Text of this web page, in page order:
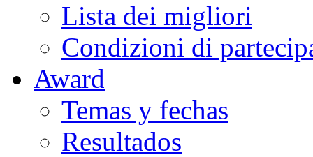
Lista dei migliori
Condizioni di
Award
Temas y fechas
Resultados